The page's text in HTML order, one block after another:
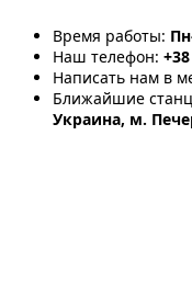
Время работы:
Наш телефон:
Написать нам в
Ближайшие
Украина, м.